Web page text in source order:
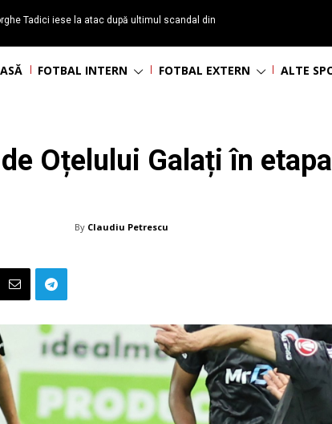
Tadici iese la atac după ultimul scandal din
FOTBAL INTERN FOTBAL EXTERN ALTE
Oțelului Galați în
By Claudiu Petrescu